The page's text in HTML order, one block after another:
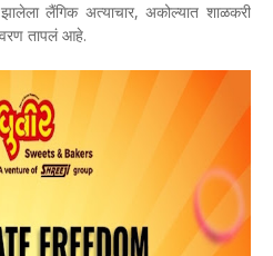
लैंगिक अत्याचार, अकोल्यात शाळकरी
तापलं आहे.